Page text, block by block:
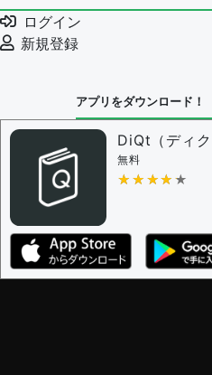
ログイン
新規登録
アプリをダウンロード！
DiQt（ディク
無料
★★★★★
★★★★★